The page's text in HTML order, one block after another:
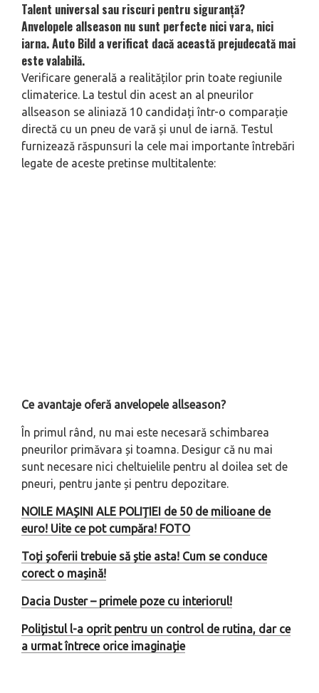
Talent universal sau riscuri pentru siguranță?
Anvelopele allseason nu sunt perfecte nici vara, nici
iarna. Auto Bild a verificat dacă această prejudecată mai
este valabilă.
Verificare generală a realităților prin toate regiunile
climaterice. La testul din acest an al pneurilor
allseason se aliniază 10 candidați într-o comparație
directă cu un pneu de vară și unul de iarnă. Testul
furnizează răspunsuri la cele mai importante întrebări
legate de aceste pretinse multitalente:
Ce avantaje oferă anvelopele allseason?
În primul rând, nu mai este necesară schimbarea
pneurilor primăvara și toamna. Desigur că nu mai
sunt necesare nici cheltuielile pentru al doilea set de
pneuri, pentru jante și pentru depozitare.
NOILE MAȘINI ALE POLIȚIEI de 50 de milioane de
euro! Uite ce pot cumpăra! FOTO
Toți șoferii trebuie să știe asta! Cum se conduce
corect o mașină!
Dacia Duster – primele poze cu interiorul!
Polițistul l-a oprit pentru un control de rutina, dar ce
a urmat întrece orice imaginație